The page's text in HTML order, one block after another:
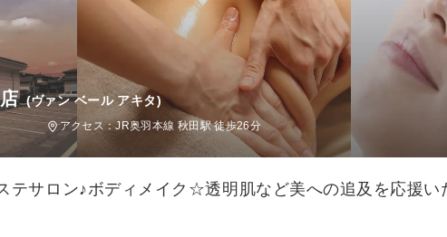
(ヴァン ベール アキタ)
アクセス：JR奥羽本線 秋田駅 徒歩26分
テサロン♪ボディメイク☆透明肌など美への追及を応援い